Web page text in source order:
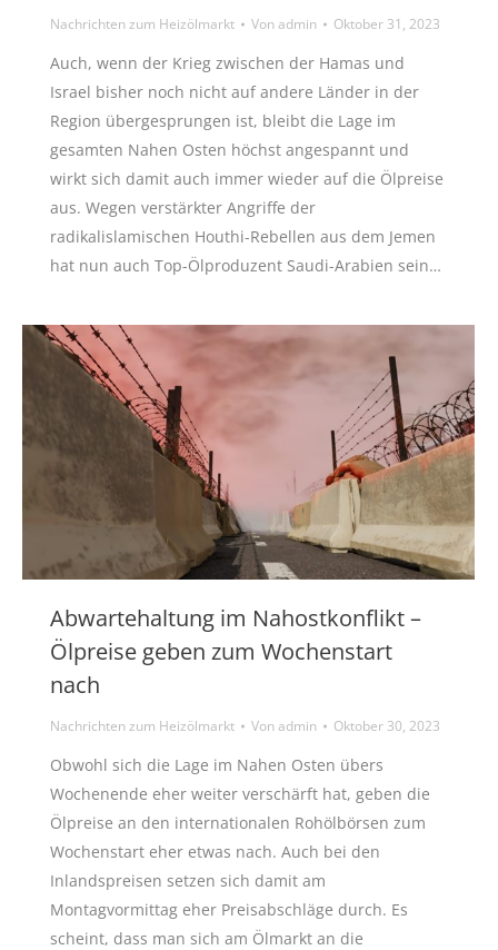
Nachrichten zum Heizölmarkt Vonadmin Oktober 31, 2023
Auch, wenn der Krieg zwischen der Hamas und
Israel bisher noch nicht auf andere Länder in der
Region übergesprungen ist, bleibt die Lage im
gesamten Nahen Osten höchst angespannt und
wirkt sich damit auch immer wieder auf die Ölpreise
aus. Wegen verstärkter Angriffe der
radikalislamischen Houthi-Rebellen aus dem Jemen
hat nun auch Top-Ölproduzent Saudi-Arabien sein…
Abwartehaltung im Nahostkonflikt –
Ölpreise geben zum Wochenstart
nach
Nachrichten zum Heizölmarkt Vonadmin Oktober 30, 2023
Obwohl sich die Lage im Nahen Osten übers
Wochenende eher weiter verschärft hat, geben die
Ölpreise an den internationalen Rohölbörsen zum
Wochenstart eher etwas nach. Auch bei den
Inlandspreisen setzen sich damit am
Montagvormittag eher Preisabschläge durch. Es
scheint, dass man sich am Ölmarkt an die